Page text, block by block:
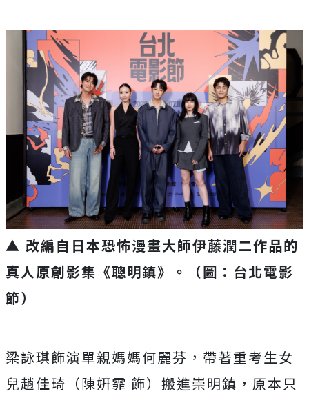
▲ 改編自日本恐怖漫畫大師伊藤潤二作品的
真人原創影集《聰明鎮》。（圖：台北電影
節）
梁詠琪飾演單親媽媽何麗芬，帶著重考生女
兒趙佳琦（陳姸霏 飾）搬進崇明鎮，原本只